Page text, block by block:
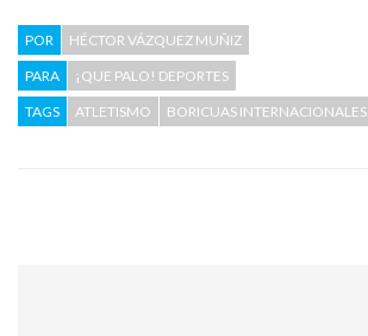
POR
HÉCTOR VÁZQUEZ MUÑIZ
PARA
¡QUE PALO! DEPORTES
TAGS
ATLETISMO BORICUAS INTERNACIONALES